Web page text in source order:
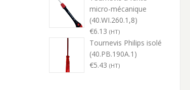
micro-mécanique
(40.WI.260.1,8)
€6.13 (HT)
Tournevis Philips isolé
(40.PB.190A.1)
€5.43 (HT)